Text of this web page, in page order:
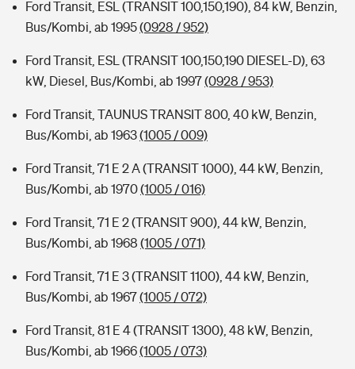
Ford Transit, ESL (TRANSIT 100,150,190), 84 kW, Benzin,
Bus/Kombi, ab 1995(0928 / 952)
Ford Transit, ESL (TRANSIT 100,150,190 DIESEL-D), 63
kW, Diesel, Bus/Kombi, ab 1997(0928 / 953)
Ford Transit, TAUNUS TRANSIT 800, 40 kW, Benzin,
Bus/Kombi, ab 1963(1005 / 009)
Ford Transit, 71 E 2 A (TRANSIT 1000), 44 kW, Benzin,
Bus/Kombi, ab 1970(1005 / 016)
Ford Transit, 71 E 2 (TRANSIT 900), 44 kW, Benzin,
Bus/Kombi, ab 1968 (1005 / 071)
Ford Transit, 71 E 3 (TRANSIT 1100), 44 kW, Benzin,
Bus/Kombi, ab 1967(1005 / 072)
Ford Transit, 81 E 4 (TRANSIT 1300), 48 kW, Benzin,
Bus/Kombi, ab 1966(1005 / 073)